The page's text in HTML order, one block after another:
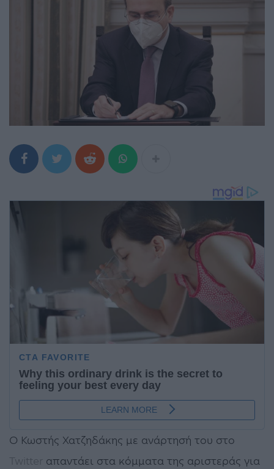
Ο Κωστής Χατζηδάκης με ανάρτησή του στο
Twitter απαντάει στα κόμματα της αριστεράς για